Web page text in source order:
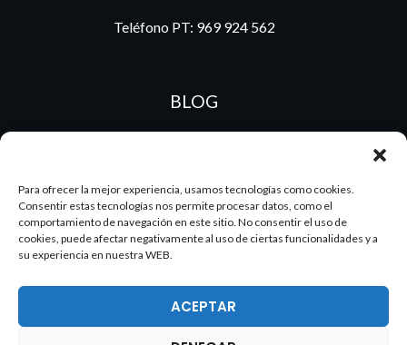
Para ofrecer la mejor experiencia, usamos tecnologías como cookies.
Consentir estas tecnologías nos permite procesar datos, como el
comportamiento de navegación en este sitio. No consentir el uso de
cookies, puede afectar negativamente al uso de ciertas funcionalidades y a
su experiencia en nuestra WEB.
ACEPTAR
Teléfono PT: 969 924 562
BLOG